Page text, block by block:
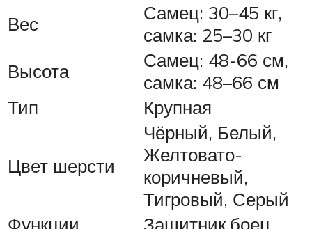
Вес
Самец: 30–45 кг,
самка: 25–30 кг
Высота
Самец: 48-66 см,
самка: 48–66 см
Тип
Крупная
Цвет шерсти
Чёрный, Белый,
Желтовато-
коричневый,
Тигровый, Серый
Функции
Защитник,боец